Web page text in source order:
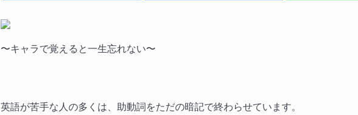
〜キャラで覚えると一生忘れない〜
英語が苦手な人の多くは、助動詞をただの暗記で終わらせています。